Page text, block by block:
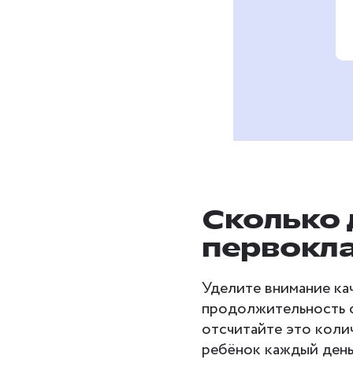
Сколько
Уделите внимание
продолжительность
отсчитайте это
ребёнок каждый